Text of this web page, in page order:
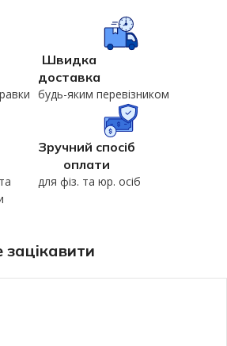
Швидка
доставка
будь-яким перевізником
Зручний спосіб
оплати
для фіз. та юр. осіб